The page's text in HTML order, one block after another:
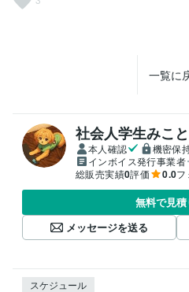
一覧に
社会人学生みこ
本人確認
機密保
インボイス発行事業者
総販売実績0評価 0.0フ
無料で見
メッセージを送る
スケジュール